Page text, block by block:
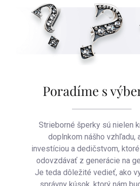
Poradíme s
Strieborné šperky sú nielen
doplnkom nášho vzhľadu,
investíciou a dedičstvom,
odovzdávať z generácie na
Je teda dôležité vedieť, ako
správny kúsok, ktorý nám